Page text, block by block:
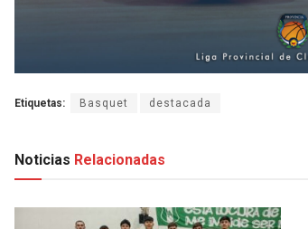
Etiquetas: Basquet destacada
Noticias Relacionadas